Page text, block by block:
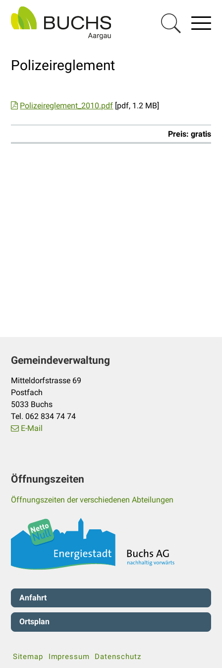
Navigieren in Buchs AG
Schnellnavigation
Menu
Polizeireglement
Polizeireglement_2010.pdf [pdf, 1.2 MB]
Preis: gratis
Footer
Gemeindeverwaltung
Mitteldorfstrasse 69
Postfach
5033 Buchs
Tel. 062 834 74 74
E-Mail
Öffnungszeiten
Öffnungszeiten der verschiedenen Abteilungen
Servicenavigation
Anfahrt
Ortsplan
Sitemap Impressum Datenschutz